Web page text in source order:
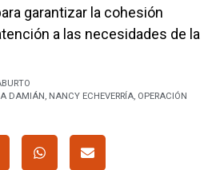
garantizar la cohesión
a las necesidades de la
DAMIÁN, NANCY ECHEVERRÍA, OPERACIÓN